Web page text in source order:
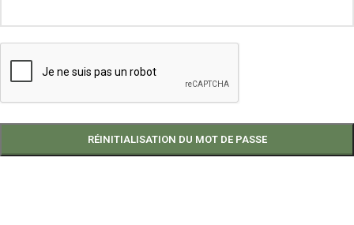
RÉINITIALISATION DU MOT DE PASSE